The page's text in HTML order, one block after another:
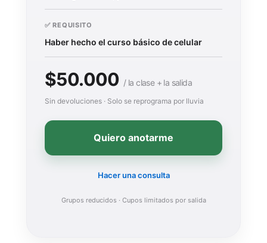
✅ REQUISITO
Haber hecho el curso básico de celular
$50.000 / la clase + la salida
Sin devoluciones · Solo se reprograma por lluvia
Quiero anotarme
Hacer una consulta
Grupos reducidos · Cupos limitados por salida